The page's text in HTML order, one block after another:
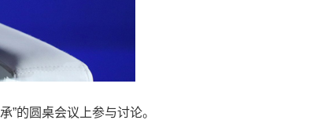
”的圆桌会议上参与讨论。